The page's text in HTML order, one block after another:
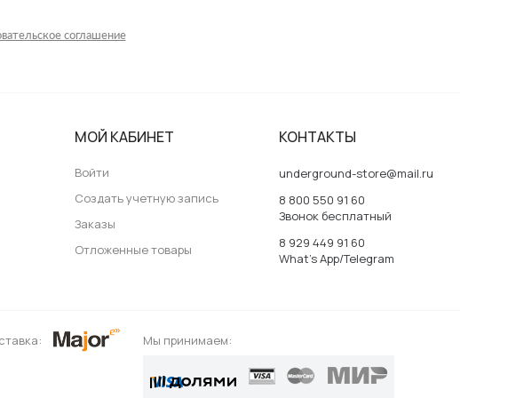
соглашение
МОЙ КАБИНЕТ
Войти
Создать учетную запись
Заказы
Отложенные товары
КОНТАКТЫ
underground-store@mail.ru
8 800 550 91 60
Звонок бесплатный
8 929 449 91 60
What’s App/Telegram
Мы принимаем: